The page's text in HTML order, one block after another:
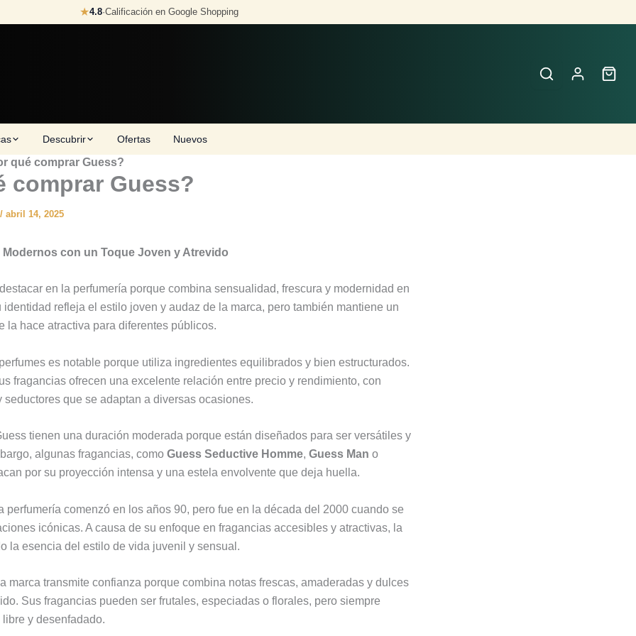
★4.8·Calificación en Google Shopping
Descubrir Ofertas Nuevos
qué comprar Guess?
comprar Guess?
/ abril 14, 2025
con un Toque Joven y Atrevido
en la perfumería porque combina sensualidad, frescura y modernidad en
identidad refleja el estilo joven y audaz de la marca, pero también mantiene un
la hace atractiva para diferentes públicos.
es notable porque utiliza ingredientes equilibrados y bien estructurados.
fragancias ofrecen una excelente relación entre precio y rendimiento, con
seductores que se adaptan a diversas ocasiones.
tienen una duración moderada porque están diseñados para ser versátiles y
algunas fragancias, como Guess Seductive Homme, Guess Man o
por su proyección intensa y una estela envolvente que deja huella.
perfumería comenzó en los años 90, pero fue en la década del 2000 cuando se
icónicas. A causa de su enfoque en fragancias accesibles y atractivas, la
la esencia del estilo de vida juvenil y sensual.
marca transmite confianza porque combina notas frescas, amaderadas y dulces
Sus fragancias pueden ser frutales, especiadas o florales, pero siempre
y desenfadado.